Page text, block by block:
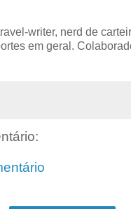
writer, nerd de
em geral.